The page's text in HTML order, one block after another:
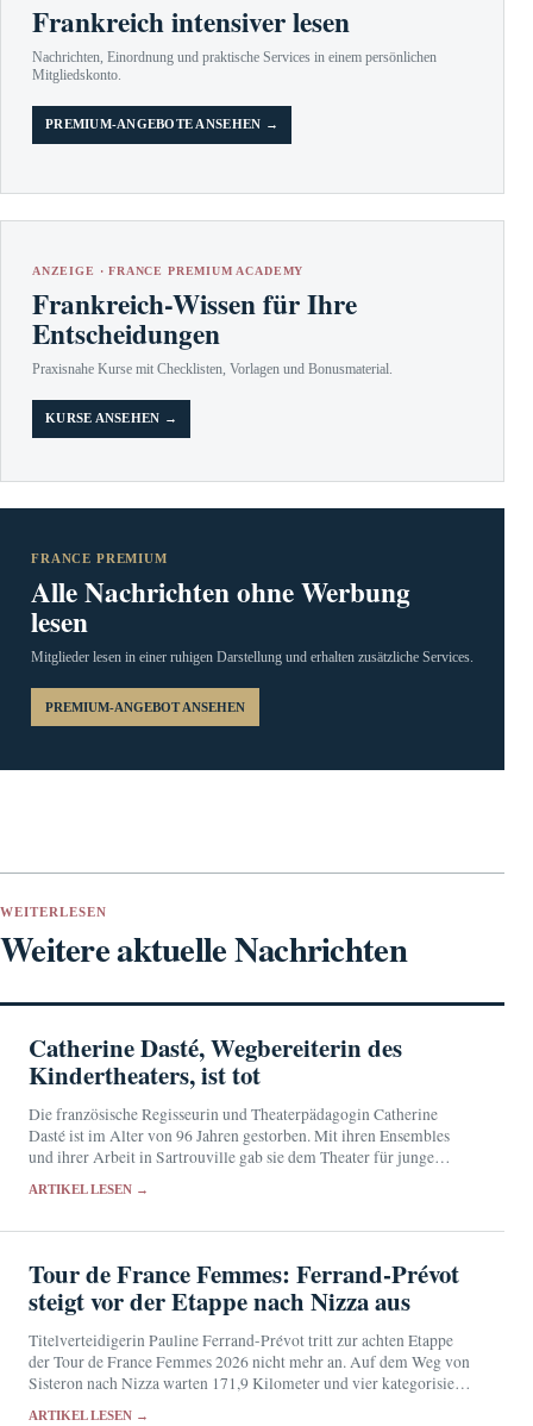
Frankreich intensiver lesen
Nachrichten, Einordnung und praktische Services in einem persönlichen
Mitgliedskonto.
PREMIUM-ANGEBOTE ANSEHEN →
ANZEIGE · FRANCE PREMIUM ACADEMY
Frankreich-Wissen für Ihre
Entscheidungen
Praxisnahe Kurse mit Checklisten, Vorlagen und Bonusmaterial.
KURSE ANSEHEN →
FRANCE PREMIUM
Alle Nachrichten ohne Werbung
lesen
Mitglieder lesen in einer ruhigen Darstellung und erhalten zusätzliche Services.
PREMIUM-ANGEBOT ANSEHEN
WEITERLESEN
Weitere aktuelle Nachrichten
Catherine Dasté, Wegbereiterin des
Kindertheaters, ist tot
Die französische Regisseurin und Theaterpädagogin Catherine
Dasté ist im Alter von 96 Jahren gestorben. Mit ihren Ensembles
und ihrer Arbeit in Sartrouville gab sie dem Theater für junge
ARTIKEL LESEN →
Tour de France Femmes: Ferrand-Prévot
steigt vor der Etappe nach Nizza aus
Titelverteidigerin Pauline Ferrand-Prévot tritt zur achten Etappe
der Tour de France Femmes 2026 nicht mehr an. Auf dem Weg von
Sisteron nach Nizza warten 171,9 Kilometer und vier kategorisierte
ARTIKEL LESEN →